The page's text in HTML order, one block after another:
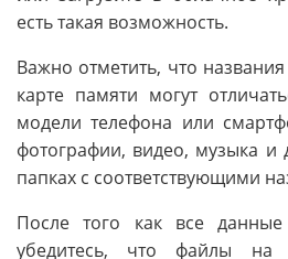
есть такая возможность.
Важно отметить, что
карте памяти могут
модели телефона или
фотографии, видео, музыка и
папках с соответствующими
После того как все данные
убедитесь, что файлы